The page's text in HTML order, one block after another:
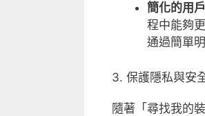
簡化的用
程中能夠
通過簡單
3. 保護隱私與安
隨著「尋找我的